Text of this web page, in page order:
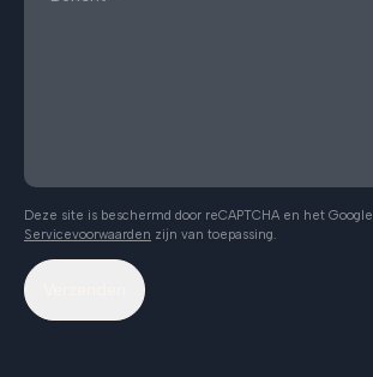
Deze site is beschermd door reCAPTCHA en het Google
Servicevoorwaarden zijn van toepassing.